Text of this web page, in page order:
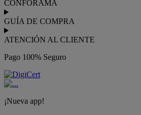
CONFORAMA
GUÍA DE COMPRA
ATENCIÓN AL CLIENTE
Pago 100% Seguro
¡Nueva app!